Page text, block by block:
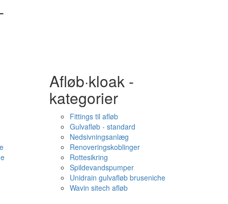
Afløb·kloak -
kategorier
Fittings til afløb
Gulvafløb - standard
Nedsivningsanlæg
Renoveringskoblinger
Rottesikring
Spildevandspumper
Unidrain gulvafløb bruseniche
Wavin sitech afløb